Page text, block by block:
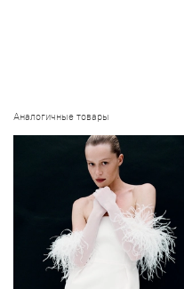
Аналогичные товары